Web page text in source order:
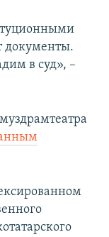
документы.
в суд», –